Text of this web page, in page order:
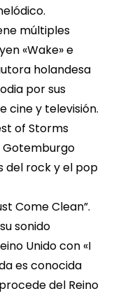
múltiples
«Wake» e
holandesa
por sus
cine y televisión.
of Storms
Gotemburgo
del rock y el pop
Come Clean”.
sonido
Unido con «I
es conocida
del Reino